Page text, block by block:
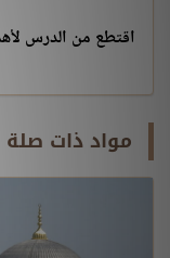
اقتطع من الدرس
مواد ذات صلة